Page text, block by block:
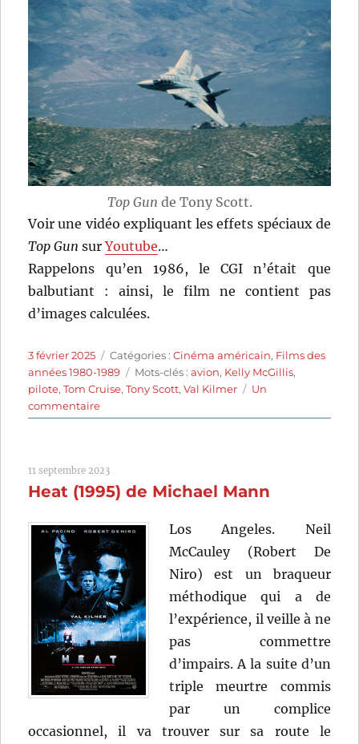
Top Gun de Tony Scott.
Voir une vidéo expliquant les effets spéciaux de
Top Gun surYoutube…
Rappelons qu’en 1986, le CGI n’était que
balbutiant : ainsi, le film ne contient pas
d’images calculées.
Publié
le
3 février 2025 Catégories
Catégories :Cinéma américain, Films des
années 1980-1989
Étiquettes
Mots-clés :avion, Kelly McGillis,
pilote,Tom Cruise,Tony Scott,Val Kilmer
Un
commentairesur
Top
de
Tony
11 septembre 2023
Heat (1995) de Michael Mann
Los Angeles. Neil
McCauley (Robert De
Niro) est un braqueur
méthodique qui a de
l’expérience, il veille à ne
pas commettre
d’impairs. A la suite d’un
triple meurtre commis
par un complice
occasionnel, il va trouver sur sa route le